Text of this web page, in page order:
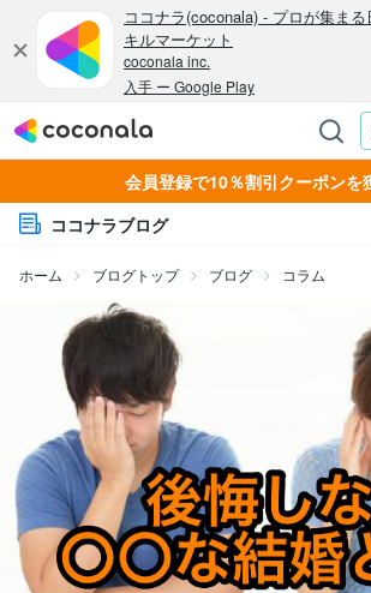
会員登録で10％割引クーポンを
ココナラブログ
ホーム ブログトップ ブログ コラム